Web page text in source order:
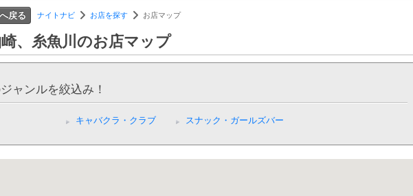
戻る ナイトナビ お店を探す お店マップ
、糸魚川のお店マップ
ャンルを絞込み！
キャバクラ・クラブ スナック・ガールズバー